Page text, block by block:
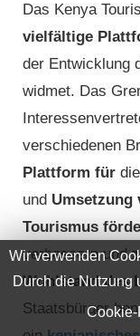
Das Kenya
vielfältige
der Entwicklung
widmet. Das
verschiedenen
Plattform für
und Umsetzung
Tourismus
verbessern und
Wohlstand des
Staatsbürger
Wir verwenden
Durch die Nutzung